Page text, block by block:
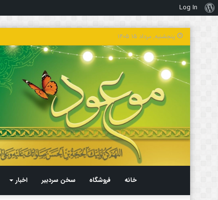
درباره
وردپرس
Log In
پنجشنبه, مرداد ۱۵ ۱۴۰۵
خانه فروشگاه سخن سردبیر اخبار